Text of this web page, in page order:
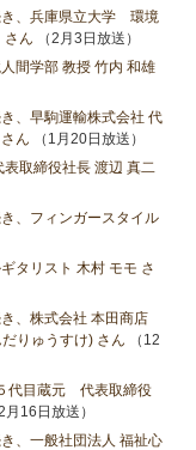
き、兵庫県立大学 環境
さん （2月3日放送）
間学部 教授 竹内 和雄
、早駒運輸株式会社 代
ん （1月20日放送）
取締役社長 渡辺 真二
、フィンガースタイル
タリスト 木村 モモ さ
き、株式会社 本田商店
りゅうすけ) さん （12
代目蔵元 代表取締役
月16日放送）
、一般社団法人 福祉心